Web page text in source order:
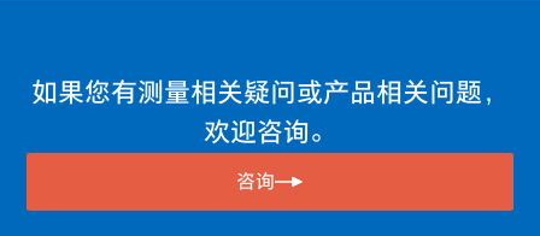
如果您有测量相关疑问或产品相关问题，
欢迎咨询。
咨询